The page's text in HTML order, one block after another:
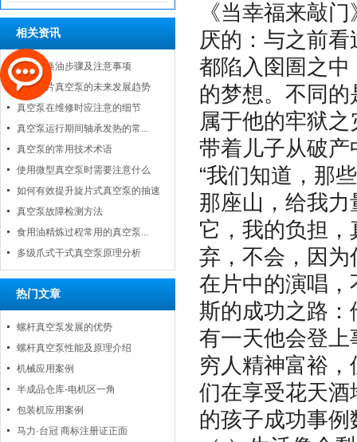
相关资讯
真空泵换油步骤及注意事项
分析旋片真空泵的未来发展趋势
真空泵在维修时应注意的细节
真空泵运行期间轴承发热的常...
真空泵的常用技术术语
使用微型真空泵时需要注意什么
如何有效提升旋片式真空泵的抽速
真空泵故障检测方法
食用油精炼过程常用的真空泵...
多级爪式干式真空泵原理分析
热门文章
螺杆真空泵发展的优势
螺杆真空泵性能及原理介绍
机械应用案例
半成品仓库-电机区一角
包装机应用案例
马力·台冠 商标注册证正面
《当幸福来敲
厌的：与之前
都陷入囹圄之
的梦想。不同
属于他的牢狱
带着儿子从破
“我们知道，那
那座山，给我
它，我的负担
弃，不会，因为
在片中的演唱
斯的成功之路
有一天他会登
穷人精神富裕
们在享受花天
的孩子成功事例